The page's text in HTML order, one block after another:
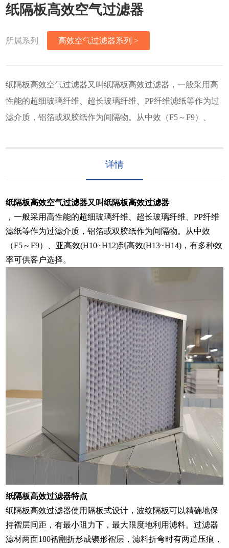
纸隔板高效空气过滤器
所属系列 高效空气过滤器系列 >
纸隔板高效空气过滤器又叫纸隔板高效过滤器，一般采用高
性能的超细玻璃纤维、超长玻璃纤维、PP纤维滤纸等作为过
滤介质，铝箔或双胶纸作为间隔物。从中效（F5～F9）、
详情
纸隔板高效空气过滤器又叫纸隔板高效过滤器
，一般采用高性能的超细玻璃纤维、超长玻璃纤维、PP纤维
滤纸等作为过滤介质，铝箔或双胶纸作为间隔物。从中效
（F5～F9）、亚高效(H10~H12)到高效(H13~H14)，有多种效
率可供客户选择。
纸隔板高效过滤器特点
纸隔板高效过滤器使用隔板式设计，波纹隔板可以精确地保
持褶层间距，有最小阻力下，最大限度地利用滤料。过滤器
滤材两面180褶翻折形成锲形褶层，滤料折弯时有两道压痕，